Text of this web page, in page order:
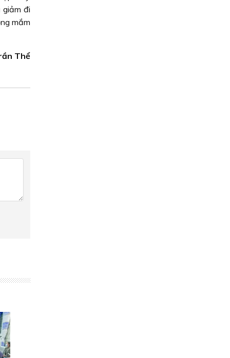
giảm đi
mắm
Thể